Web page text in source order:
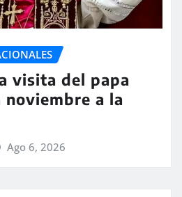
visita del papa
noviembre a la
Ago 6, 2026